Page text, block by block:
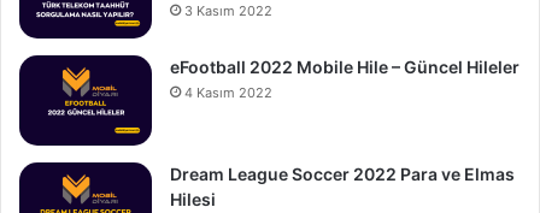
3 Kasım 2022
eFootball 2022 Mobile Hile – Güncel Hileler
4 Kasım 2022
Dream League Soccer 2022 Para ve Elmas
Hilesi